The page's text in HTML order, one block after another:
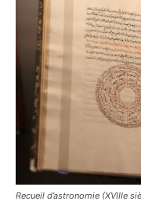
Recueil d’astronomie (XVIIIe